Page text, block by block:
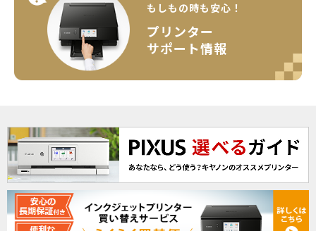
もしもの時も安心！
プリンター
サポート情報